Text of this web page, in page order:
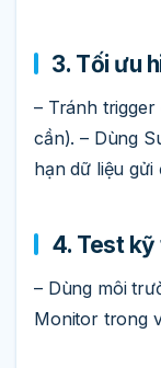
3. Tối ưu
– Tránh
cần). – Dùng
hạn dữ liệu gửi
4. Test
– Dùng môi
Monitor trong